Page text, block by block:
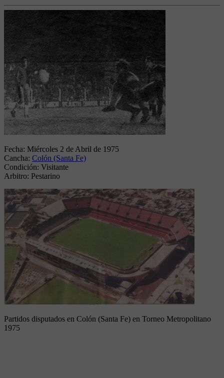
Fecha: Miércoles 2 de Abril de 1975
Cancha: Colón (Santa Fe)
Condición: Visitante
Arbitro: Pestarino
Partidos disputados en Colón (Santa Fe) en Torneo Metropolitano
1975